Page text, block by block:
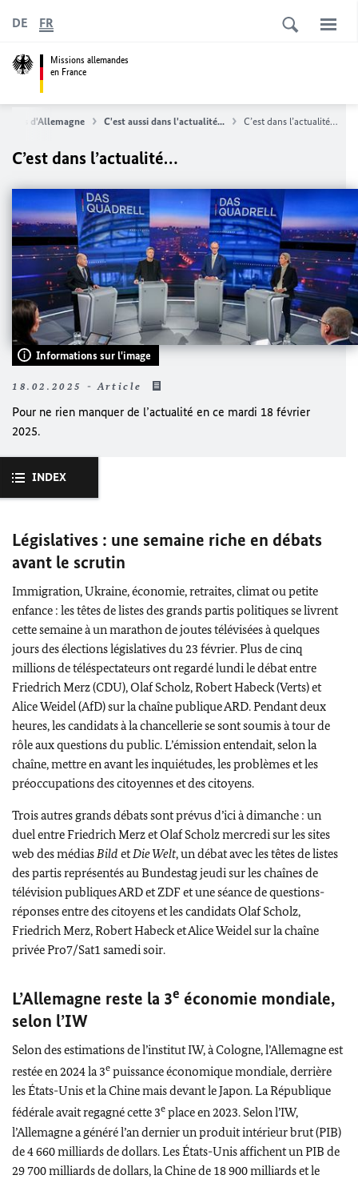
Missions allemandes
en France
DE FR
d'Allemagne C'est aussi dans l'actualité... C’est dans l’actualité…
C’est dans l’actualité…
Informations sur l'image
18.02.2025 - Article
Pour ne rien manquer de l’actualité en ce mardi 18 février
2025.
INDEX
Législatives : une semaine riche en débats
avant le scrutin
Immigration, Ukraine, économie, retraites, climat ou petite
enfance : les têtes de listes des grands partis politiques se livrent
cette semaine à un marathon de joutes télévisées à quelques
jours des élections législatives du 23 février. Plus de cinq
millions de téléspectateurs ont regardé lundi le débat entre
Friedrich Merz(CDU),Olaf Scholz,Robert Habeck(Verts) et
AliceWeidel (AfD) sur la chaîne publique ARD. Pendant deux
heures, les candidats à la chancellerie se sont soumis à tour de
rôle aux questions du public. L’émission entendait, selon la
chaîne, mettre en avant les inquiétudes, les problèmes et les
préoccupations des citoyennes et des citoyens.
Trois autres grands débats sont prévus d’ici à dimanche : un
duel entreFriedrich MerzetOlaf Scholzmercredi sur les sites
web des médias Bild etDie Welt, un débat avec les têtes de listes
des partis représentés au Bundestagjeudi sur les chaînes de
télévision publiques ARD et ZDF et une séance de questions-
réponses entre des citoyens et les candidatsOlaf Scholz,
Friedrich Merz,Robert Habecket AliceWeidel sur la chaîne
privée Pro7/Sat1 samedi soir.
L’Allemagne reste la 3e économie mondiale,
selon l’IW
Selon des estimations de l’institut IW, à Cologne, l’Allemagne est
restée en 2024 la 3epuissance économique mondiale, derrière
les États-Unis et la Chine mais devant le Japon. La République
fédérale avait regagné cette 3eplace en 2023. Selon l’IW,
l’Allemagne a généré l’an dernier un produit intérieur brut (PIB)
de 4 660 milliards de dollars. Les États-Unis affichent un PIB de
29 700 milliards de dollars, la Chine de 18 900 milliards et le